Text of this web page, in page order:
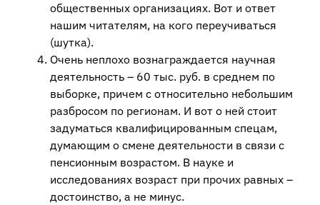
общественных организациях. Вот и ответ
нашим читателям, на кого переучиваться
(шутка).
Очень неплохо вознаграждается научная
деятельность – 60 тыс. руб. в среднем по
выборке, причем с относительно небольшим
разбросом по регионам. И вот о ней стоит
задуматься квалифицированным спецам,
думающим о смене деятельности в связи с
пенсионным возрастом. В науке и
исследованиях возраст при прочих равных –
достоинство, а не минус.